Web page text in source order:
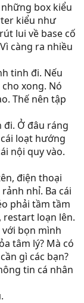
box kiểu
kiểu như
lui về base cố
càng ra nhiều
tinh đi. Nếu
xong. Nó
Thế nên tập
đi. Ở đâu ráng
loạt hướng
nội quy vào.
điện thoại
nhỉ. Ba cái
phải tầm tầm
restart loạn lên.
bọn mình
tâm lý? Mà có
gì các bạn?
tin cá nhân